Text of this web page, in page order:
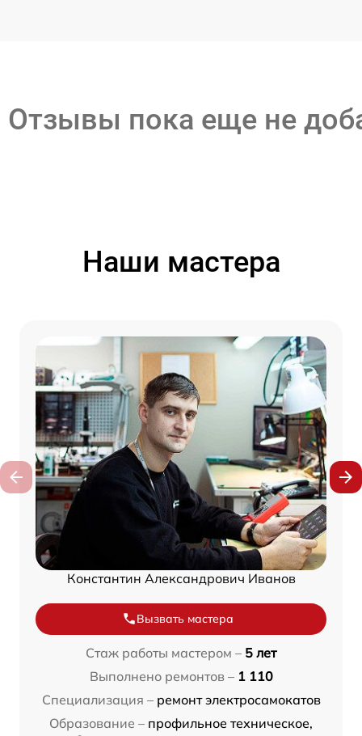
Отзывы пока еще не
Наши мастера
Константин Александрович Иванов
Вызвать мастера
Стаж работы мастером – 5 лет
Выполнено ремонтов – 1 110
Специализация – ремонт электросамокатов
Образование – профильное техническое,